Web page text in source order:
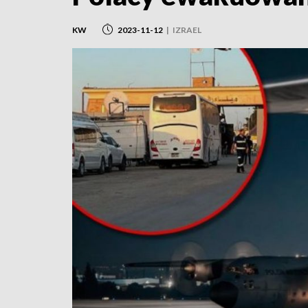
KW 2023-11-12 | IZRAEL